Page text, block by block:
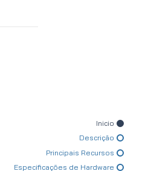
Inicio
Descrição
Principais Recursos
Especificações de Hardware